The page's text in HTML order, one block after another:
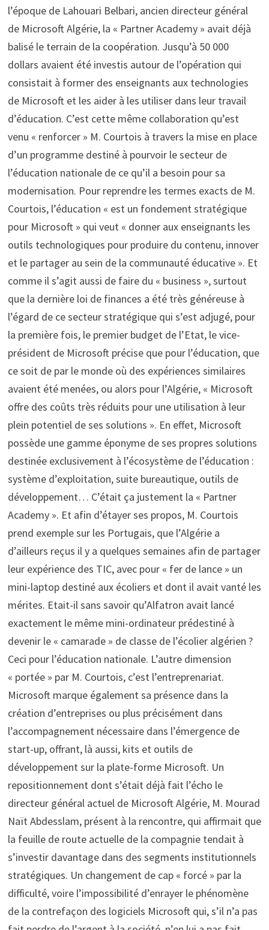
l’époque de Lahouari Belbari, ancien directeur général
de Microsoft Algérie, la « Partner Academy » avait déjà
balisé le terrain de la coopération. Jusqu’à 50 000
dollars avaient été investis autour de l’opération qui
consistait à former des enseignants aux technologies
de Microsoft et les aider à les utiliser dans leur travail
d’éducation. C’est cette même collaboration qu’est
venu « renforcer » M. Courtois à travers la mise en place
d’un programme destiné à pourvoir le secteur de
l’éducation nationale de ce qu’il a besoin pour sa
modernisation. Pour reprendre les termes exacts de M.
Courtois, l’éducation « est un fondement stratégique
pour Microsoft » qui veut « donner aux enseignants les
outils technologiques pour produire du contenu, innover
et le partager au sein de la communauté éducative ». Et
comme il s’agit aussi de faire du « business », surtout
que la dernière loi de finances a été très généreuse à
l’égard de ce secteur stratégique qui s’est adjugé, pour
la première fois, le premier budget de l’Etat, le vice-
président de Microsoft précise que pour l’éducation, que
ce soit de par le monde où des expériences similaires
avaient été menées, ou alors pour l’Algérie, « Microsoft
offre des coûts très réduits pour une utilisation à leur
plein potentiel de ses solutions ». En effet, Microsoft
possède une gamme éponyme de ses propres solutions
destinée exclusivement à l’écosystème de l’éducation :
système d’exploitation, suite bureautique, outils de
développement… C’était ça justement la « Partner
Academy ». Et afin d’étayer ses propos, M. Courtois
prend exemple sur les Portugais, que l’Algérie a
d’ailleurs reçus il y a quelques semaines afin de partager
leur expérience des TIC, avec pour « fer de lance » un
mini-laptop destiné aux écoliers et dont il avait vanté les
mérites. Etait-il sans savoir qu’Alfatron avait lancé
exactement le même mini-ordinateur prédestiné à
devenir le « camarade » de classe de l’écolier algérien ?
Ceci pour l’éducation nationale. L’autre dimension
« portée » par M. Courtois, c’est l’entreprenariat.
Microsoft marque également sa présence dans la
création d’entreprises ou plus précisément dans
l’accompagnement nécessaire dans l’émergence de
start-up, offrant, là aussi, kits et outils de
développement sur la plate-forme Microsoft. Un
repositionnement dont s’était déjà fait l’écho le
directeur général actuel de Microsoft Algérie, M. Mourad
Naït Abdesslam, présent à la rencontre, qui affirmait que
la feuille de route actuelle de la compagnie tendait à
s’investir davantage dans des segments institutionnels
stratégiques. Un changement de cap « forcé » par la
difficulté, voire l’impossibilité d’enrayer le phénomène
de la contrefaçon des logiciels Microsoft qui, s’il n’a pas